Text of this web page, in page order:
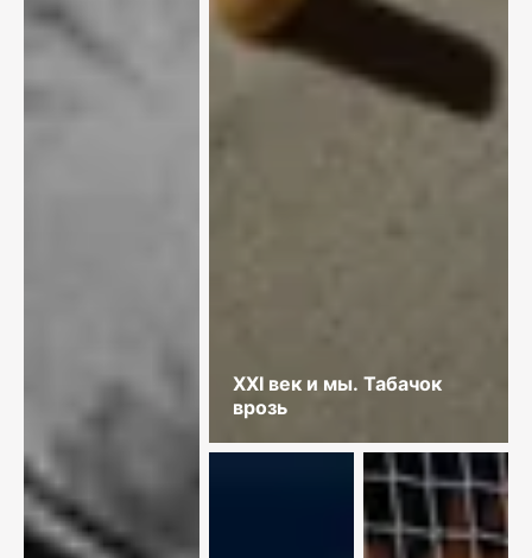
XXI век и мы. Табачок
врозь